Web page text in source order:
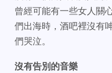
曾經可能有一些女人關
們出海時，酒吧裡沒有
們哭泣。
沒有告別的音樂